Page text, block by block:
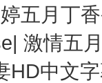
五月丁
|激情五
HD中文